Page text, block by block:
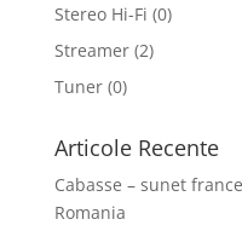
Stereo Hi-Fi (0)
Streamer (2)
Tuner (0)
Articole Recente
Cabasse – sunet
Romania